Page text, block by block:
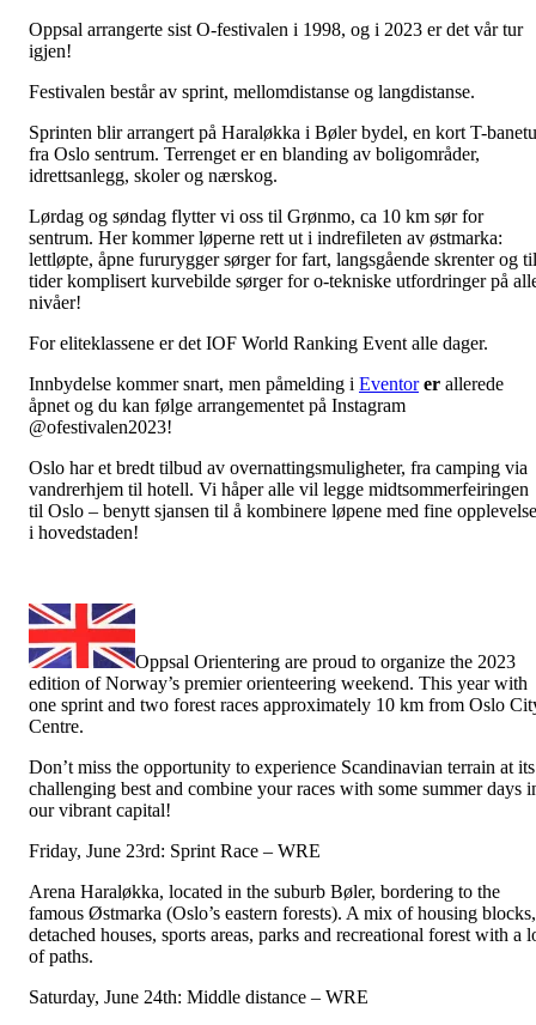
Oppsal arrangerte sist O-festivalen i 1998, og i 2023 er det vår tur
igjen!
Festivalen består av sprint, mellomdistanse og langdistanse.
Sprinten blir arrangert på Haraløkka i Bøler bydel, en kort T-
fra Oslo sentrum. Terrenget er en blanding av boligområder,
idrettsanlegg, skoler og nærskog.
Lørdag og søndag flytter vi oss til Grønmo, ca 10 km sør for
sentrum. Her kommer løperne rett ut i indrefileten av østmarka:
lettløpte, åpne fururygger sørger for fart, langsgående skrenter og til
tider komplisert kurvebilde sørger for o-tekniske utfordringer på
nivåer!
For eliteklassene er det IOF World Ranking Event alle dager.
Innbydelse kommer snart, men påmelding i Eventor er allerede
åpnet og du kan følge arrangementet på Instagram
@ofestivalen2023!
Oslo har et bredt tilbud av overnattingsmuligheter, fra camping via
vandrerhjem til hotell. Vi håper alle vil legge midtsommerfeiringen
til Oslo – benytt sjansen til å kombinere løpene med fine
i hovedstaden!
Oppsal Orientering are proud to organize the 2023
edition of Norway’s premier orienteering weekend. This year with
one sprint and two forest races approximately 10 km from Oslo
Centre.
Don’t miss the opportunity to experience Scandinavian terrain at its
challenging best and combine your races with some summer days
our vibrant capital!
Friday, June 23rd: Sprint Race – WRE
Arena Haraløkka, located in the suburb Bøler, bordering to the
famous Østmarka (Oslo’s eastern forests). A mix of housing blocks,
detached houses, sports areas, parks and recreational forest with a
of paths.
Saturday, June 24th: Middle distance – WRE